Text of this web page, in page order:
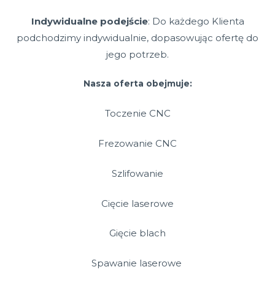
Indywidualne podejście: Do każdego Klienta
podchodzimy indywidualnie, dopasowując ofertę do
jego potrzeb.
Nasza oferta obejmuje:
Toczenie CNC
Frezowanie CNC
Szlifowanie
Cięcie laserowe
Gięcie blach
Spawanie laserowe